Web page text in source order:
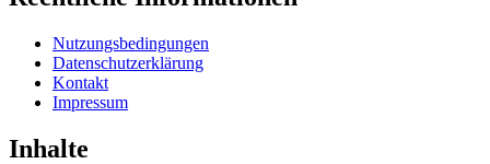
Nutzungsbedingungen
Datenschutzerklärung
Kontakt
Impressum
Inhalte